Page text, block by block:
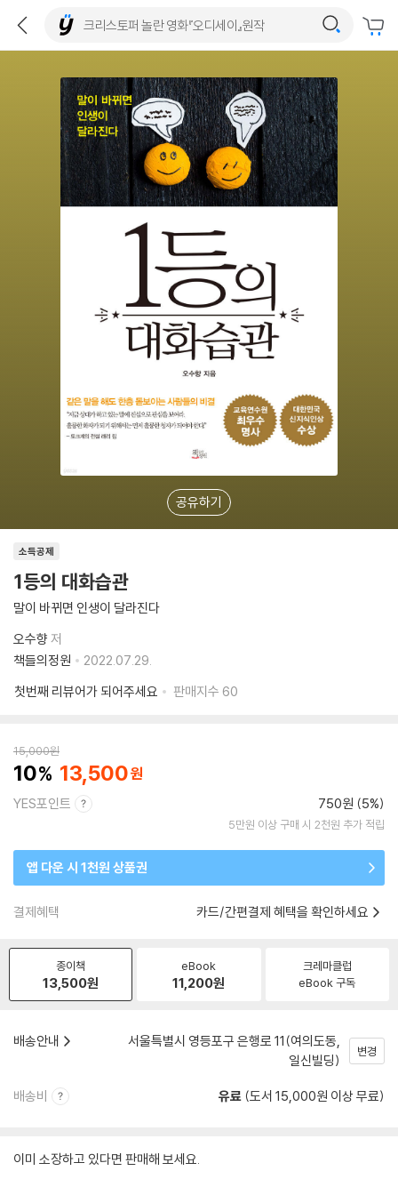
공유하기
소득공제
1등의 대화습관
말이 바뀌면 인생이 달라진다
오수향 저
책들의정원
2022.07.29.
첫번째 리뷰어가 되어주세요
판매지수 60
15,000원
10 13,500
YES포인트 750원 (5%)
5만원 이상 구매 시 2천원 추가 적립
앱 다운 시 1천원 상품권
결제혜택 카드/간편결제 혜택을 확인하세요
종이책
13,500원
eBook
11,200원
크레마클럽
eBook 구독
배송안내
서울특별시 영등포구 은행로 11(여의도동,
일신빌딩)
변경
배송비 유료 (도서 15,000원 이상 무료)
이미 소장하고 있다면 판매해 보세요.